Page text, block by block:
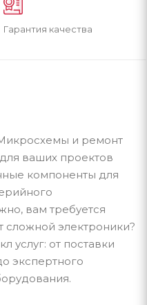
Гарантия качества
и ремонт
ваших проектов
компоненты для
вам требуется
электроники?
услуг: от поставки
экспертного